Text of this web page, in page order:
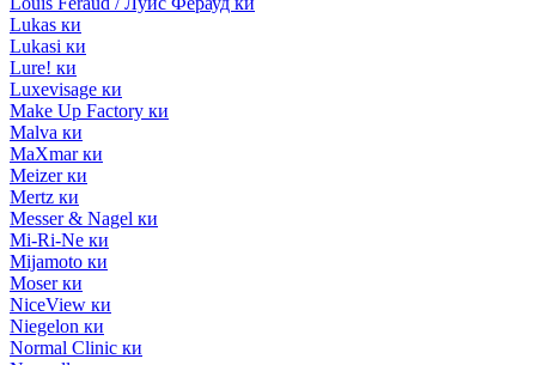
Lukas ки
Lukasi ки
Lure! ки
Luxevisage ки
Make Up Factory ки
Malva ки
MaXmar ки
Meizer ки
Mertz ки
Messer & Nagel ки
Mi-Ri-Ne ки
Mijamoto ки
Moser ки
NiceView ки
Niegelon ки
Normal Clinic ки